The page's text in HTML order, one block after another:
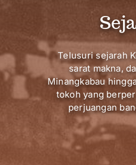
Telusuri sejarah
sarat makna,
Minangkabau
tokoh yang
perjuangan